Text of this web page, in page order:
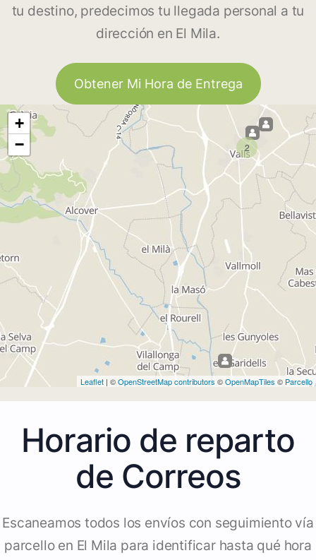
tu destino, predecimos tu llegada personal a tu
dirección en El Mila.
Obtener Mi Hora de Entrega
2
+
−
Leaflet | ©OpenStreetMap contributors ©OpenMapTiles © Parcello
Horario de reparto
de Correos
Escaneamos todos los envíos con seguimiento vía
parcello en El Mila para identificar hasta qué hora